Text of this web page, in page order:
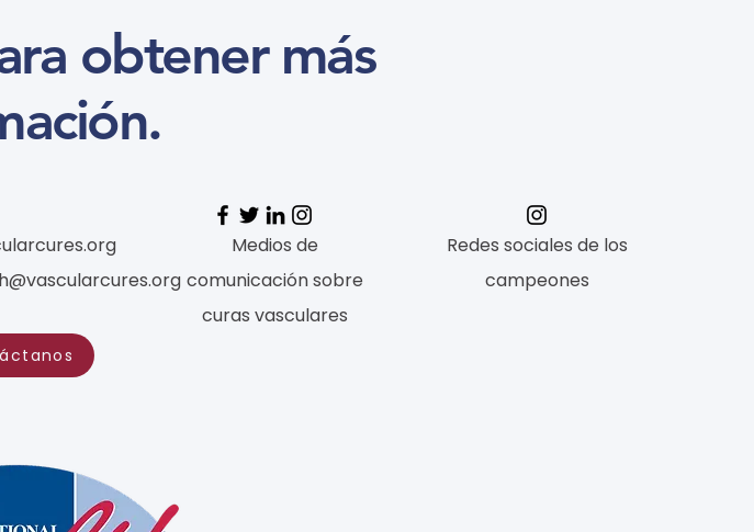
obtener más
Medios de
comunicación sobre
curas vasculares
Redes sociales de los
campeones